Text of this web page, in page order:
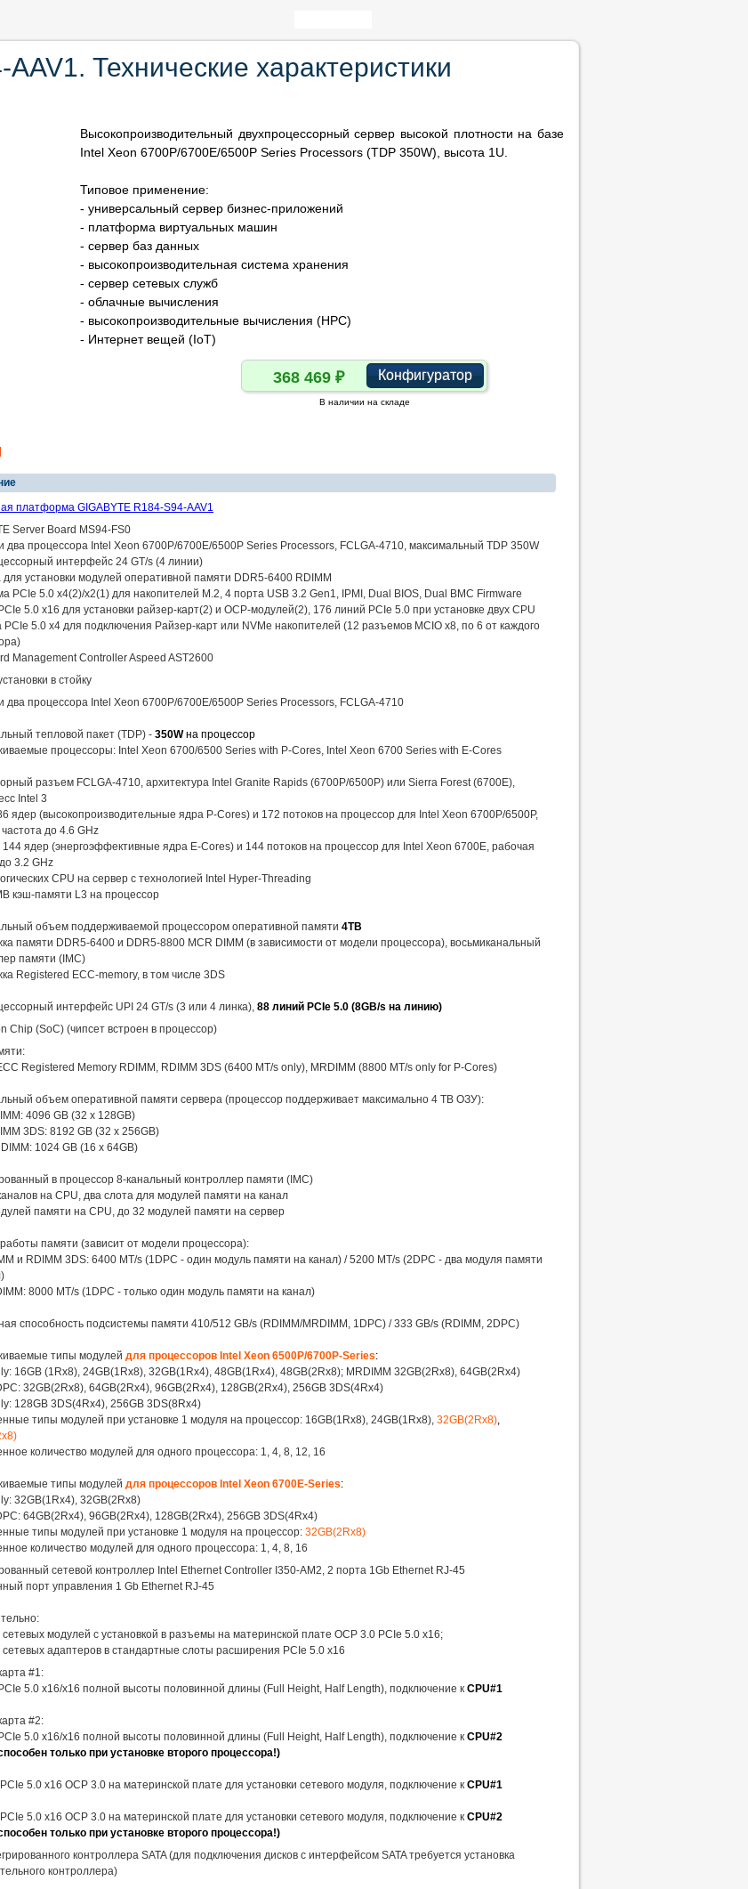
Технические характеристики
Высокопроизводительный двухпроцессорный сервер высокой плотности на базе
Intel Xeon 6700P/6700E/6500P Series Processors (TDP 350W), высота 1U.
Типовое применение:
- универсальный сервер бизнес-приложений
- платформа виртуальных машин
- сервер баз данных
- высокопроизводительная система хранения
- сервер сетевых служб
- облачные вычисления
- высокопроизводительные вычисления (HPC)
- Интернет вещей (IoT)
Конфигуратор
В наличии на складе
платформа GIGABYTE R184-S94-AAV1
Server Board MS94-FS0
два процессора Intel Xeon 6700P/6700E/6500P Series Processors, FCLGA-4710, максимальный TDP 350W
интерфейс 24 GT/s (4 линии)
для установки модулей оперативной памяти DDR5-6400 RDIMM
PCIe 5.0 x4(2)/x2(1) для накопителей M.2, 4 порта USB 3.2 Gen1, IPMI, Dual BIOS, Dual BMC Firmware
5.0 x16 для установки райзер-карт(2) и OCP-модулей(2), 176 линий PCIe 5.0 при установке двух CPU
PCIe 5.0 x4 для подключения Райзер-карт или NVMe накопителей (12 разъемов MCIO x8, по 6 от каждого
Management Controller Aspeed AST2600
в стойку
два процессора Intel Xeon 6700P/6700E/6500P Series Processors, FCLGA-4710
тепловой пакет (TDP) - 350Wна процессор
процессоры: Intel Xeon 6700/6500 Series with P-Cores, Intel Xeon 6700 Series with E-Cores
разъем FCLGA-4710, архитектура Intel Granite Rapids (6700P/6500P) или Sierra Forest (6700E),
Intel 3
ядер (высокопроизводительные ядра P-Cores) и 172 потоков на процессор для Intel Xeon 6700P/6500P,
до 4.6 GHz
ядер (энергоэффективные ядра E-Cores) и 144 потоков на процессор для Intel Xeon 6700E, рабочая
3.2 GHz
CPU на сервер с технологией Intel Hyper-Threading
кэш-памяти L3 на процессор
объем поддерживаемой процессором оперативной памяти 4TB
памяти DDR5-6400 и DDR5-8800 MCR DIMM (в зависимости от модели процессора), восьмиканальный
памяти (IMC)
Registered ECC-memory, в том числе 3DS
интерфейс UPI 24 GT/s (3 или 4 линка), 88 линий PCIe 5.0 (8GB/s на линию)
Chip (SoC) (чипсет встроен в процессор)
Registered Memory RDIMM, RDIMM 3DS (6400 MT/s only), MRDIMM (8800 MT/s only for P-Cores)
объем оперативной памяти сервера (процессор поддерживает максимально 4 TB ОЗУ):
4096 GB (32 x 128GB)
3DS: 8192 GB (32 x 256GB)
1024 GB (16 x 64GB)
в процессор 8-канальный контроллер памяти (IMC)
на CPU, два слота для модулей памяти на канал
памяти на CPU, до 32 модулей памяти на сервер
памяти (зависит от модели процессора):
и RDIMM 3DS: 6400 MT/s (1DPC - один модуль памяти на канал) / 5200 MT/s (2DPC - два модуля памяти
8000 MT/s (1DPC - только один модуль памяти на канал)
способность подсистемы памяти 410/512 GB/s (RDIMM/MRDIMM, 1DPC) / 333 GB/s (RDIMM, 2DPC)
типы модулей для процессоров Intel Xeon 6500P/6700P-Series:
16GB (1Rx8), 24GB(1Rx8), 32GB(1Rx4), 48GB(1Rx4), 48GB(2Rx8); MRDIMM 32GB(2Rx8), 64GB(2Rx4)
32GB(2Rx8), 64GB(2Rx4), 96GB(2Rx4), 128GB(2Rx4), 256GB 3DS(4Rx4)
128GB 3DS(4Rx4), 256GB 3DS(8Rx4)
типы модулей при установке 1 модуля на процессор: 16GB(1Rx8), 24GB(1Rx8), 32GB(2Rx8),
количество модулей для одного процессора: 1, 4, 8, 12, 16
типы модулей для процессоров Intel Xeon 6700E-Series:
32GB(1Rx4), 32GB(2Rx8)
64GB(2Rx4), 96GB(2Rx4), 128GB(2Rx4), 256GB 3DS(4Rx4)
типы модулей при установке 1 модуля на процессор: 32GB(2Rx8)
количество модулей для одного процессора: 1, 4, 8, 16
сетевой контроллер Intel Ethernet Controller I350-AM2, 2 порта 1Gb Ethernet RJ-45
порт управления 1 Gb Ethernet RJ-45
сетевых модулей с установкой в разъемы на материнской плате OCP 3.0 PCIe 5.0 x16;
сетевых адаптеров в стандартные слоты расширения PCIe 5.0 x16
#1:
5.0 x16/x16 полной высоты половинной длины (Full Height, Half Length), подключение к CPU#1
#2:
5.0 x16/x16 полной высоты половинной длины (Full Height, Half Length), подключение к CPU#2
только при установке второго процессора!)
5.0 x16 OCP 3.0 на материнской плате для установки сетевого модуля, подключение к CPU#1
5.0 x16 OCP 3.0 на материнской плате для установки сетевого модуля, подключение к CPU#2
только при установке второго процессора!)
контроллера SATA (для подключения дисков с интерфейсом SATA требуется установка
контроллера)